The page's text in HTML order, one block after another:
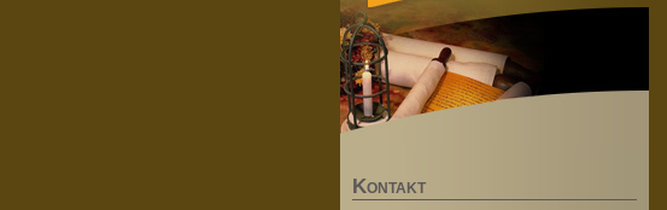
KONTAKT